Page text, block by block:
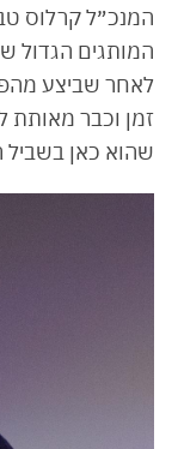
המנכ״ל קרלוס
המותגים
זמן וכבר מאותת
שהוא כאן בשביל